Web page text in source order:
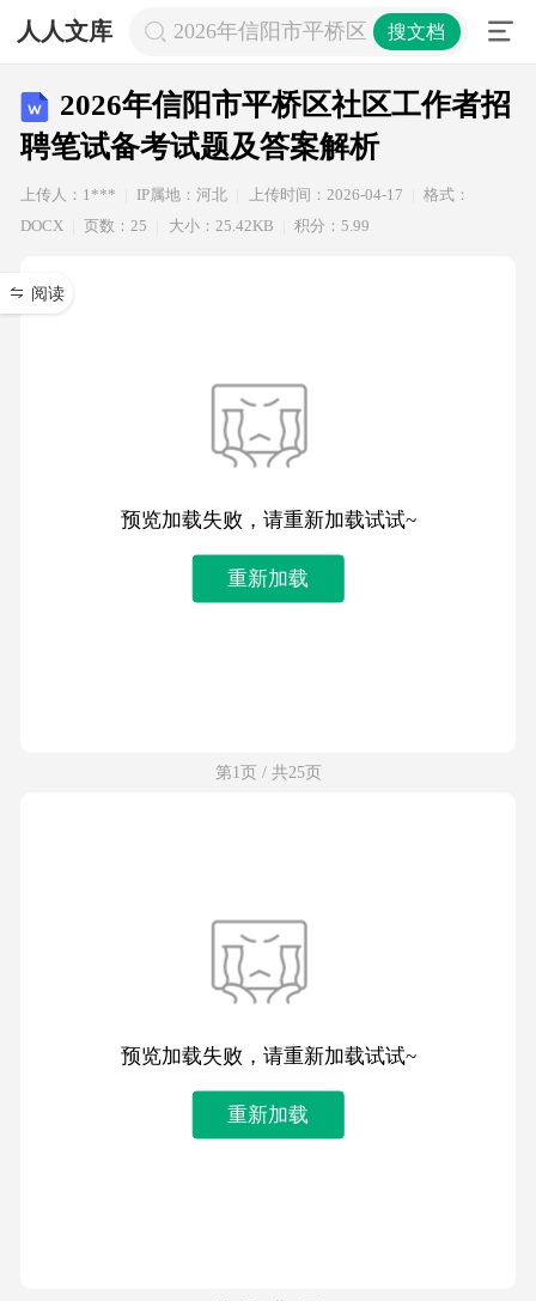
人人文库 2026年信阳市平桥区社区工作者招聘
搜文档
2026年信阳市平桥区社区工作者招
聘笔试备考试题及答案解析
上传人：1*** IP属地：河北 上传时间：2026-04-17
格式：
DOCX
页数：25 大小：25.42KB 积分：5.99
阅读
预览加载失败，请重新加载试试~
重新加载
第1页 / 共25页
预览加载失败，请重新加载试试~
重新加载